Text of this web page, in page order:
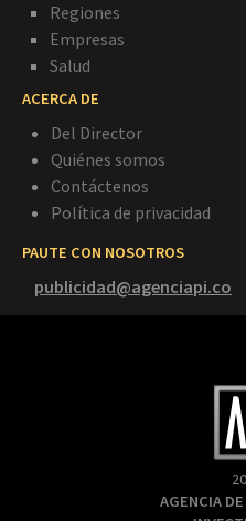
Regiones
Empresas
Salud
ACERCA DE
Del Director
Quiénes somos
Contáctenos
Política de privacidad
PAUTE CON NOSOTROS
publicidad@agenciapi.co
AGENCIA